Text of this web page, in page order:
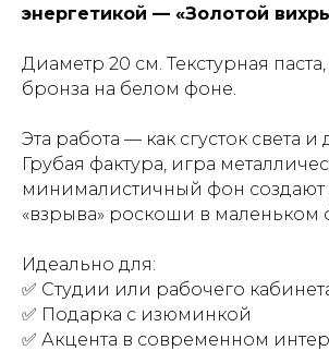
энергетикой — «Золотой
Диаметр 20 см. Текстурная паста,
бронза на белом фоне.
Эта работа — как сгусток света
Грубая фактура, игра
минималистичный фон создают
«взрыва» роскоши в маленьком
Идеально для:
✅ Студии или рабочего
✅ Подарка с изюминкой
✅ Акцента в современном